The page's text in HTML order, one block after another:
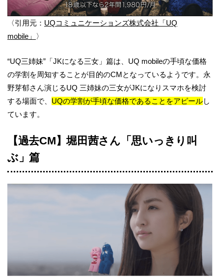
〈引用元： UQコミュニケーションズ株式会社「UQ
mobile」
〉
“UQ三姉妹”「JKになる三女」篇は、UQ mobileの手頃な価格
の学割を周知することが目的のCMとなっているようです。永
野芽郁さん演じるUQ 三姉妹の三女がJKになりスマホを検討
する場面で、 UQの学割が手頃な価格であることをアピールし
ています。
【過去CM】堀田茜さん「思いっきり叫
ぶ」篇